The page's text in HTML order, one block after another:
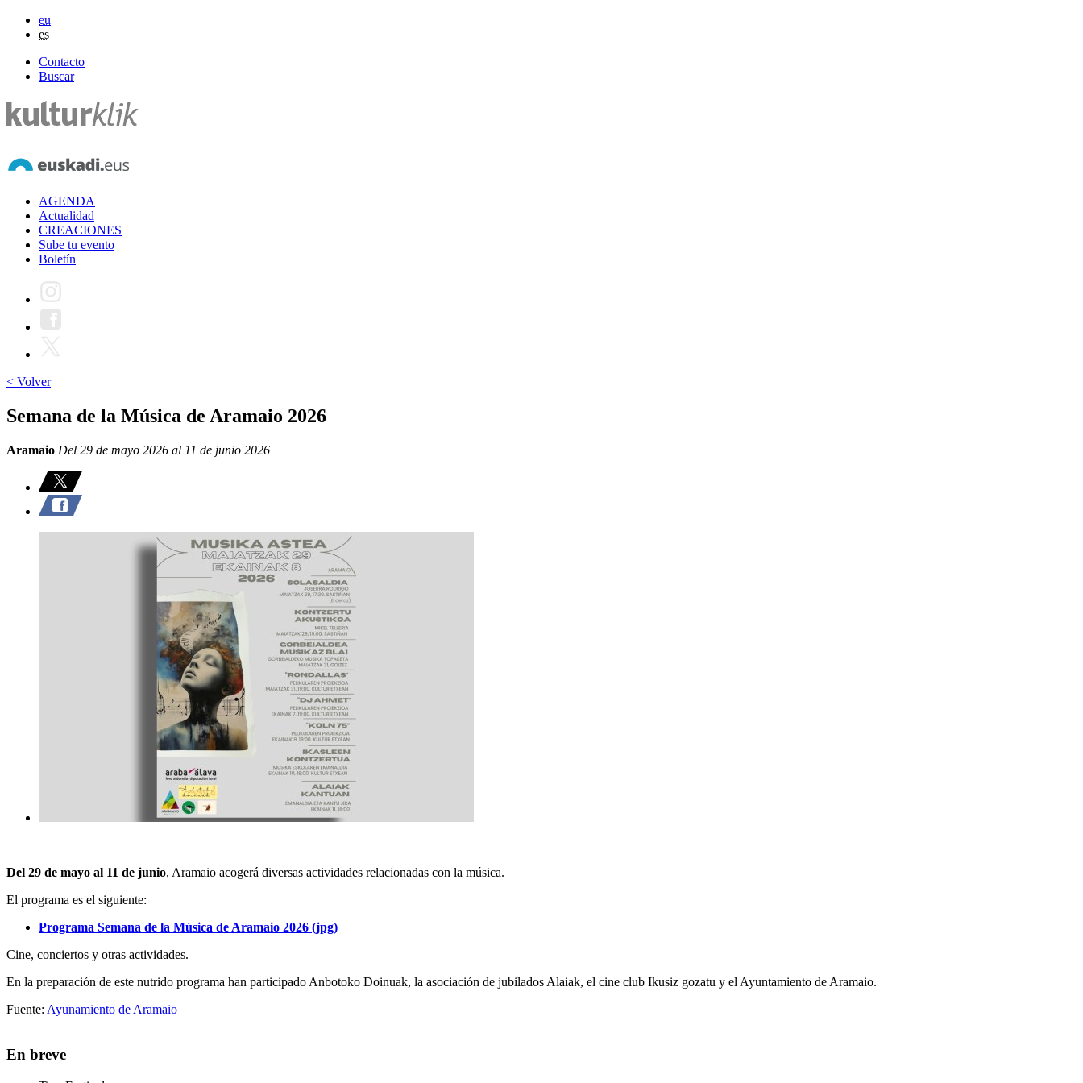
eu
es
Contacto
Buscar
AGENDA
Actualidad
CREACIONES
Sube tu evento
Boletín
< Volver
Semana de la Música de Aramaio 2026
Aramaio Del 29 de mayo 2026 al 11 de junio 2026
Del 29 de mayo al 11 de junio, Aramaio acogerá diversas actividades relacionadas con la música.
El programa es el siguiente:
Programa Semana de la Música de Aramaio 2026 (jpg)
Cine, conciertos y otras actividades.
En la preparación de este nutrido programa han participado Anbotoko Doinuak, la asociación de jubilados Alaiak, el cine club Ikusiz gozatu y el Ayuntamiento de Aramaio.
Fuente: Ayunamiento de Aramaio
En breve